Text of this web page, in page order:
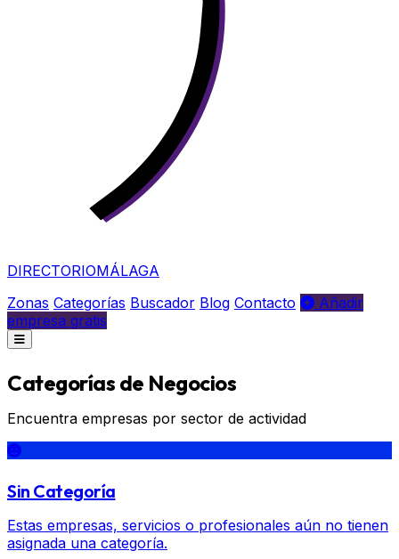
DIRECTORIOMÁLAGA
Zonas Categorías Buscador Blog Contacto
Añadir
empresa gratis
Categorías de Negocios
Encuentra empresas por sector de actividad
Sin Categoría
Estas empresas, servicios o profesionales aún no tienen
asignada una categoría.